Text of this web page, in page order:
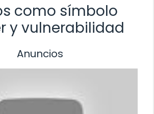
como símbolo
y vulnerabilidad
Anuncios